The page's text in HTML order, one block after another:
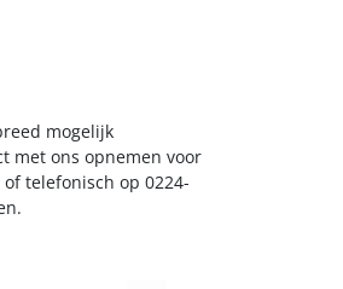
mogelijk
met ons opnemen voor
of telefonisch op 0224-